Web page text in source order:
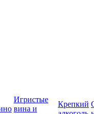
Игристые
вина и
Крепкий